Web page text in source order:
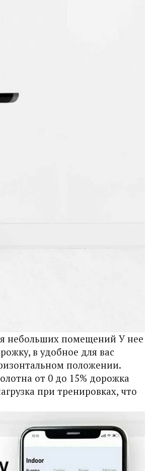
небольших помещений У нее
в удобное для вас
положении.
от 0 до 15% дорожка
при тренировках, что